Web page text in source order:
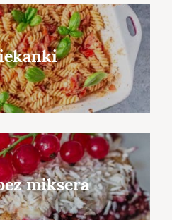
miksera